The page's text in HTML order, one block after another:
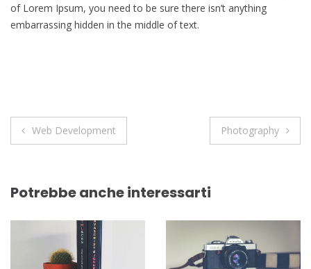
of Lorem Ipsum, you need to be sure there isn’t anything
embarrassing hidden in the middle of text.
Navigazione
Web Development Photography
Potrebbe anche interessarti